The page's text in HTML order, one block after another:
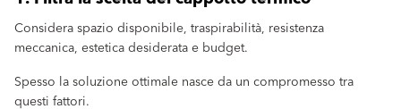
Considera spazio disponibile, traspirabilità, resistenza
meccanica, estetica desiderata e budget.
Spesso la soluzione ottimale nasce da un compromesso tra
questi fattori.